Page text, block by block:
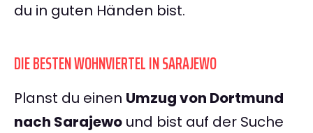
du in guten Händen bist.
DIE BESTEN WOHNVIERTEL IN SARAJEWO
Planst du einen Umzug von Dortmund
nach Sarajewo und bist auf der Suche